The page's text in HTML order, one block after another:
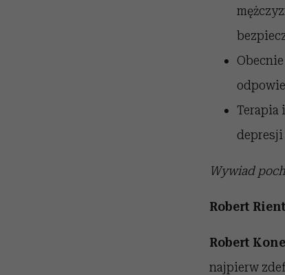
Terapia
Wywiad
Robert
Robert
najpierw